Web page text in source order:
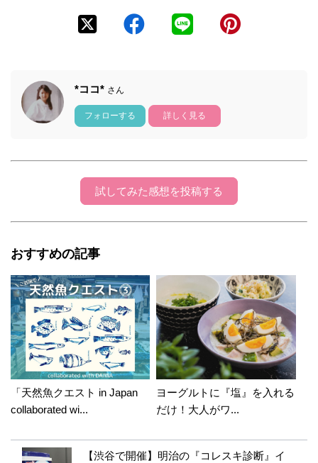
*ココ* さん
フォローする 詳しく見る
試してみた感想を投稿する
おすすめの記事
「天然魚クエスト in Japan
collaborated wi...
ヨーグルトに『塩』を入れる
だけ！大人がワ...
【渋谷で開催】明治の『コレスキ診断』イ